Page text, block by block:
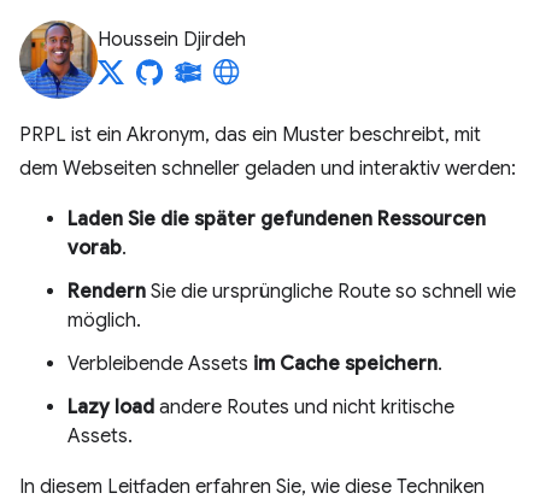
Houssein Djirdeh
PRPL ist ein Akronym, das ein Muster beschreibt, mit
dem Webseiten schneller geladen und interaktiv werden:
Laden Sie die später gefundenen Ressourcen
vorab.
Rendern Sie die ursprüngliche Route so schnell wie
möglich.
Verbleibende Assets im Cache speichern.
Lazy load andere Routes und nicht kritische
Assets.
In diesem Leitfaden erfahren Sie, wie diese Techniken